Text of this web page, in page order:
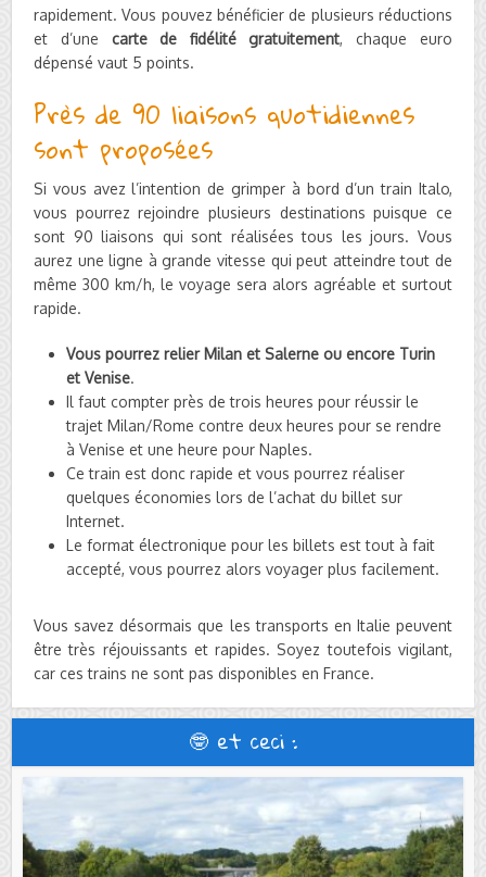
rapidement. Vous pouvez bénéficier de plusieurs réductions
et d’une carte de fidélité gratuitement, chaque euro
dépensé vaut 5 points.
Près de 90 liaisons quotidiennes
sont proposées
Si vous avez l’intention de grimper à bord d’un train Italo,
vous pourrez rejoindre plusieurs destinations puisque ce
sont 90 liaisons qui sont réalisées tous les jours. Vous
aurez une ligne à grande vitesse qui peut atteindre tout de
même 300 km/h, le voyage sera alors agréable et surtout
rapide.
Vous pourrez relier Milan et Salerne ou encore Turin
et Venise.
Il faut compter près de trois heures pour réussir le
trajet Milan/Rome contre deux heures pour se rendre
à Venise et une heure pour Naples.
Ce train est donc rapide et vous pourrez réaliser
quelques économies lors de l’achat du billet sur
Internet.
Le format électronique pour les billets est tout à fait
accepté, vous pourrez alors voyager plus facilement.
Vous savez désormais que les transports en Italie peuvent
être très réjouissants et rapides. Soyez toutefois vigilant,
car ces trains ne sont pas disponibles en France.
🤓 et ceci :